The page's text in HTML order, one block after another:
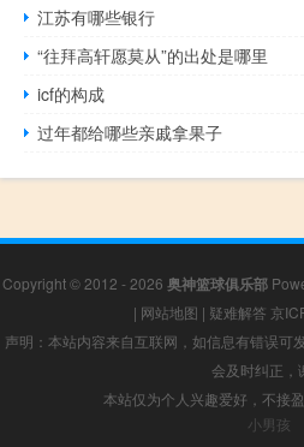
江苏有哪些银行
“往拜高轩愿莫从”的出处是哪里
icf的构成
过年都给哪些亲戚拿果子
Copyright © 2012 - 2026 奥神篮球俱乐部
| 网站地图 | 疑难解答 京
声明：本站内容来自互联网，如信息有错误可
会及时纠正，
本站仅为个人兴趣爱好，不接
小男孩